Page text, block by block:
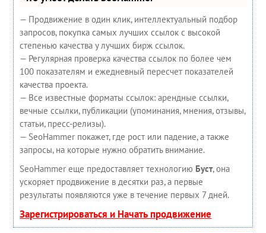
— Продвижение в один клик, интеллектуальный подбор
запросов, покупка самых лучших ссылок с высокой
степенью качества у лучших бирж ссылок.
— Регулярная проверка качества ссылок по более чем
100 показателям и ежедневный пересчет показателей
качества проекта.
— Все известные форматы ссылок: арендные ссылки,
вечные ссылки, публикации (упоминания, мнения, отзывы,
статьи, пресс-релизы).
— SeoHammer покажет, где рост или падение, а также
запросы, на которые нужно обратить внимание.
SeoHammer еще предоставляет технологию Буст, она
ускоряет продвижение в десятки раз, а первые
результаты появляются уже в течение первых 7 дней.
Зарегистрироваться и Начать продвижение